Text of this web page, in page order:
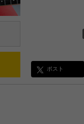
ポスト